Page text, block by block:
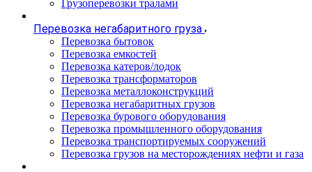
Грузоперевозки тралами
Перевозка негабаритного груза
Перевозка бытовок
Перевозка емкостей
Перевозка катеров/лодок
Перевозка трансформаторов
Перевозка металлоконструкций
Перевозка негабаритных грузов
Перевозка бурового оборудования
Перевозка промышленного оборудования
Перевозка транспортируемых сооружений
Перевозка грузов на месторождениях нефти и газа